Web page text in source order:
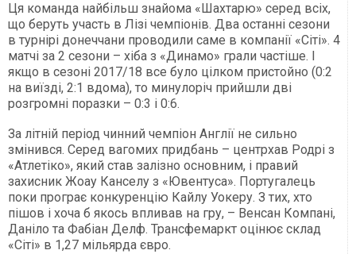
Ця команда найбільш знайома «Шахтарю» серед всіх,
що беруть участь в Лізі чемпіонів. Два останні сезони
в турнірі донеччани проводили саме в компанії «Сіті». 4
матчі за 2 сезони – хіба з «Динамо» грали частіше. І
якщо в сезоні 2017/18 все було цілком пристойно (0:2
на виїзді, 2:1 вдома), то минулоріч прийшли дві
розгромні поразки – 0:3 і 0:6.
За літній період чинний чемпіон Англії не сильно
змінився. Серед вагомих придбань – центрхав Родрі з
«Атлетіко», який став залізно основним, і правий
захисник Жоау Канселу з «Ювентуса». Португалець
поки програє конкуренцію Кайлу Уокеру. З тих, хто
пішов і хоча б якось впливав на гру, – Венсан Компані,
Даніло та Фабіан Делф. Трансфемаркт оцінює склад
«Сіті» в 1,27 мільярда євро.